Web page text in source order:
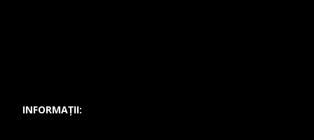
INFORMAȚII: